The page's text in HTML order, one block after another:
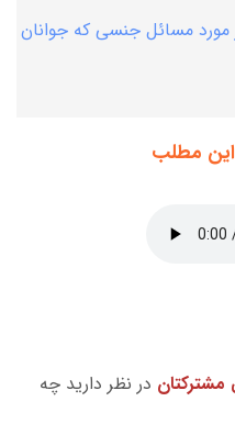
مورد مسائل جنسی که جوانان
مطلب
مشترکتان در نظر دارید چه